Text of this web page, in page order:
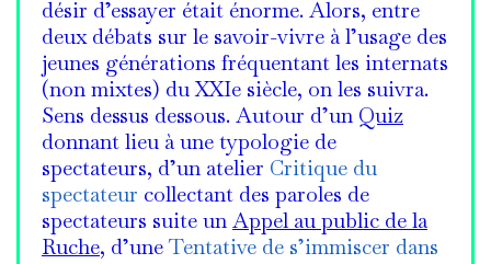
désir d’essayer était énorme. Alors, entre
deux débats sur le savoir-vivre à l’usage des
jeunes générations fréquentant les internats
(non mixtes) du XXIe siècle, on les suivra.
Sens dessus dessous. Autour d’un Quiz
donnant lieu à une typologie de
spectateurs, d’un atelier Critique du
spectateur collectant des paroles de
spectateurs suite un Appel au public de la
Ruche, d’uneTentative de s’immiscer dans